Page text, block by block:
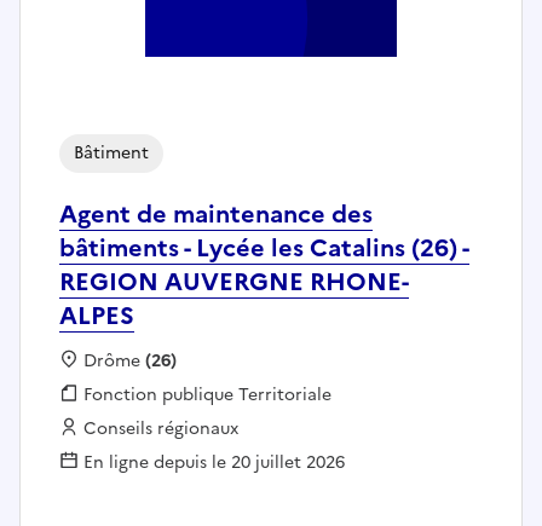
Agent de maintenance des
bâtiments - Lycée les Catalins (26) -
REGION AUVERGNE RHONE-
ALPES
Bâtiment
Localisation :
Drôme(26)
Fonction publique :
Fonction publique Territoriale
Employeur :
Conseils régionaux
En ligne depuis le 20 juillet 2026